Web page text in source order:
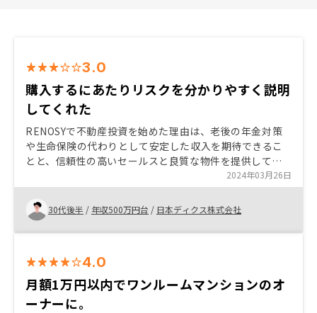
3.0
購入するにあたりリスクを分かりやすく説明
してくれた
RENOSYで不動産投資を始めた理由は、老後の年金対策
や生命保険の代わりとして安定した収入を期待できるこ
とと、信頼性の高いセールスと良質な物件を提供してお
り、アプリで簡単に管理できることがよかったです。ま
た、購入後のアフターサービスも良いです。
2024年03月26日
30代後半 / 年収500万円台 / 日本ディクス株式会社
4.0
月額1万円以内でワンルームマンションのオ
ーナーに。